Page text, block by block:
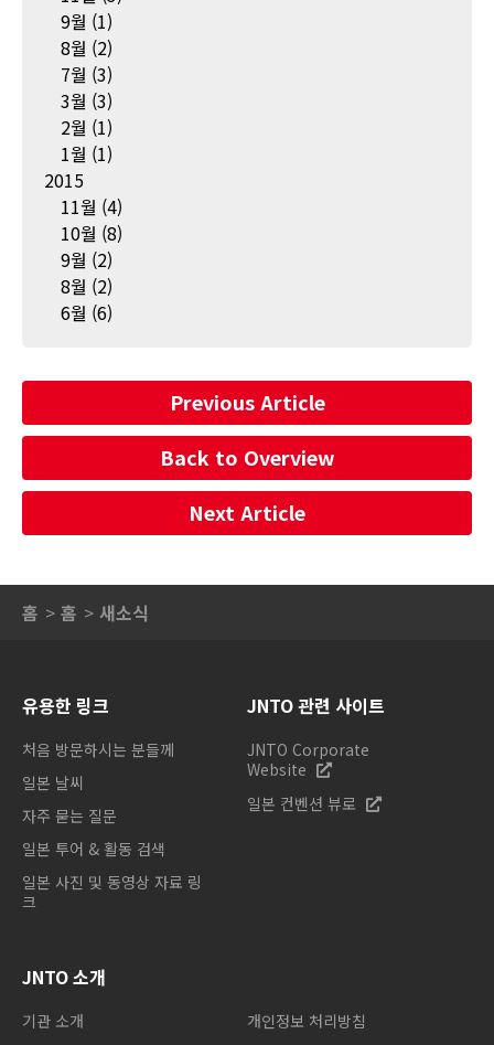
9월 (1)
8월 (2)
7월 (3)
3월 (3)
2월 (1)
1월 (1)
2015
11월 (4)
10월 (8)
9월 (2)
8월 (2)
6월 (6)
Previous Article
Back to Overview
Next Article
홈 홈 새소식
유용한 링크
처음 방문하시는 분들께
일본 날씨
자주 묻는 질문
일본 투어 & 활동 검색
일본 사진 및 동영상 자료 링
크
JNTO 관련 사이트
JNTO Corporate
Website
일본 컨벤션 뷰로
JNTO 소개
기관 소개
개인정보 처리방침